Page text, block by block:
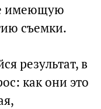
имеющую
съемки.
результат, в
как они это